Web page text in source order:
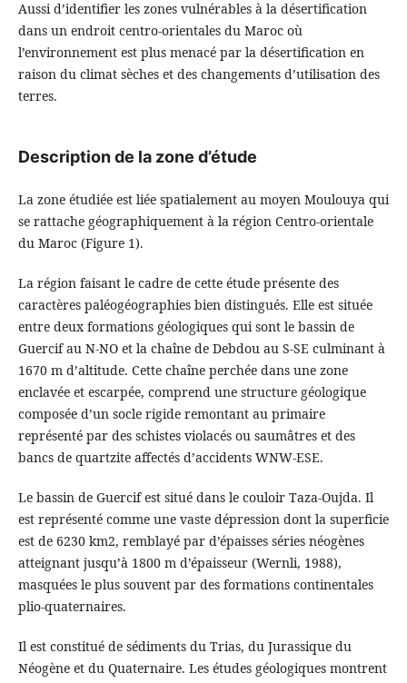
Aussi d’identifier les zones vulnérables à la désertification
dans un endroit centro-orientales du Maroc où
l’environnement est plus menacé par la désertification en
raison du climat sèches et des changements d’utilisation des
terres.
Description de la zone d’étude
La zone étudiée est liée spatialement au moyen Moulouya qui
se rattache géographiquement à la région Centro-orientale
du Maroc (Figure 1).
La région faisant le cadre de cette étude présente des
caractères paléogéographies bien distingués. Elle est située
entre deux formations géologiques qui sont le bassin de
Guercif au N-NO et la chaîne de Debdou au S-SE culminant à
1670 m d’altitude. Cette chaîne perchée dans une zone
enclavée et escarpée, comprend une structure géologique
composée d’un socle rigide remontant au primaire
représenté par des schistes violacés ou saumâtres et des
bancs de quartzite affectés d’accidents WNW-ESE.
Le bassin de Guercif est situé dans le couloir Taza-Oujda. Il
est représenté comme une vaste dépression dont la superficie
est de 6230 km2, remblayé par d’épaisses séries néogènes
atteignant jusqu’à 1800 m d’épaisseur (Wernli, 1988),
masquées le plus souvent par des formations continentales
plio-quaternaires.
Il est constitué de sédiments du Trias, du Jurassique du
Néogène et du Quaternaire. Les études géologiques montrent